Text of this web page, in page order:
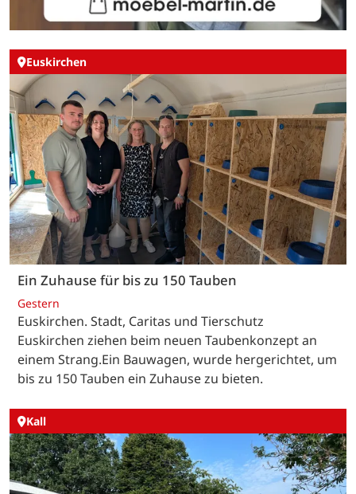
Euskirchen
Ein Zuhause für bis zu 150 Tauben
Gestern
Euskirchen. Stadt, Caritas und Tierschutz
Euskirchen ziehen beim neuen Taubenkonzept an
einem Strang.Ein Bauwagen, wurde hergerichtet, um
bis zu 150 Tauben ein Zuhause zu bieten.
Kall